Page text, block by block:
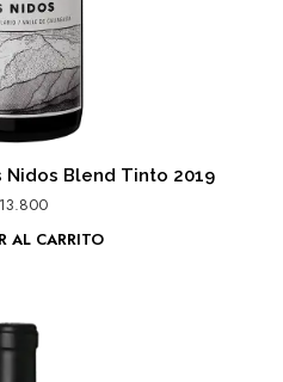
Nidos Blend Tinto 2019
AL CARRITO